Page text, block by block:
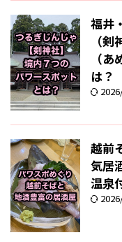
福井
（
（
は？
越前
気居
温泉